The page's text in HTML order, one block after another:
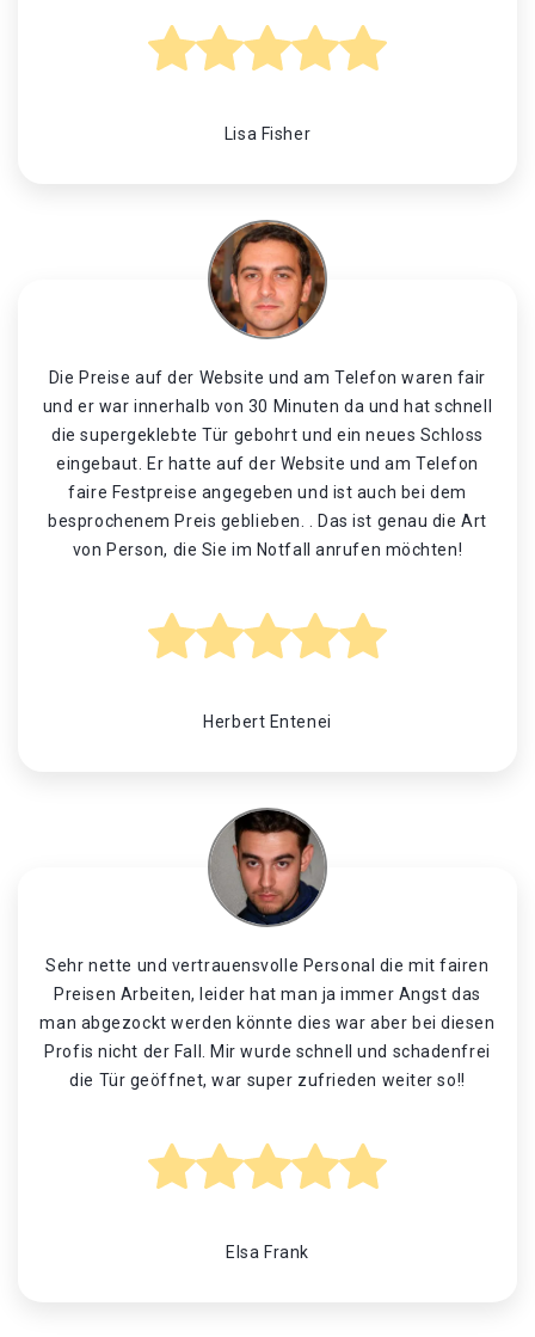
Lisa Fisher
Die Preise auf der Website und am Telefon waren fair
und er war innerhalb von 30 Minuten da und hat schnell
die supergeklebte Tür gebohrt und ein neues Schloss
eingebaut. Er hatte auf der Website und am Telefon
faire Festpreise angegeben und ist auch bei dem
besprochenem Preis geblieben. . Das ist genau die Art
von Person, die Sie im Notfall anrufen möchten!
Herbert Entenei
Sehr nette und vertrauensvolle Personal die mit fairen
Preisen Arbeiten, leider hat man ja immer Angst das
man abgezockt werden könnte dies war aber bei diesen
Profis nicht der Fall. Mir wurde schnell und schadenfrei
die Tür geöffnet, war super zufrieden weiter so!!
Elsa Frank